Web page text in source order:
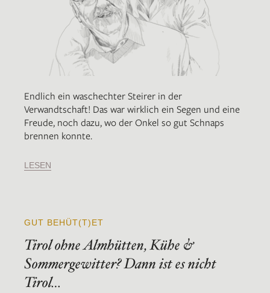
Endlich ein waschechter Steirer in der
Verwandtschaft! Das war wirklich ein Segen und eine
Freude, noch dazu, wo der Onkel so gut Schnaps
brennen konnte.
LESEN
GUT BEHÜT(T)ET
Tirol ohne Almhütten, Kühe &
Sommergewitter? Dann ist es nicht
Tirol…